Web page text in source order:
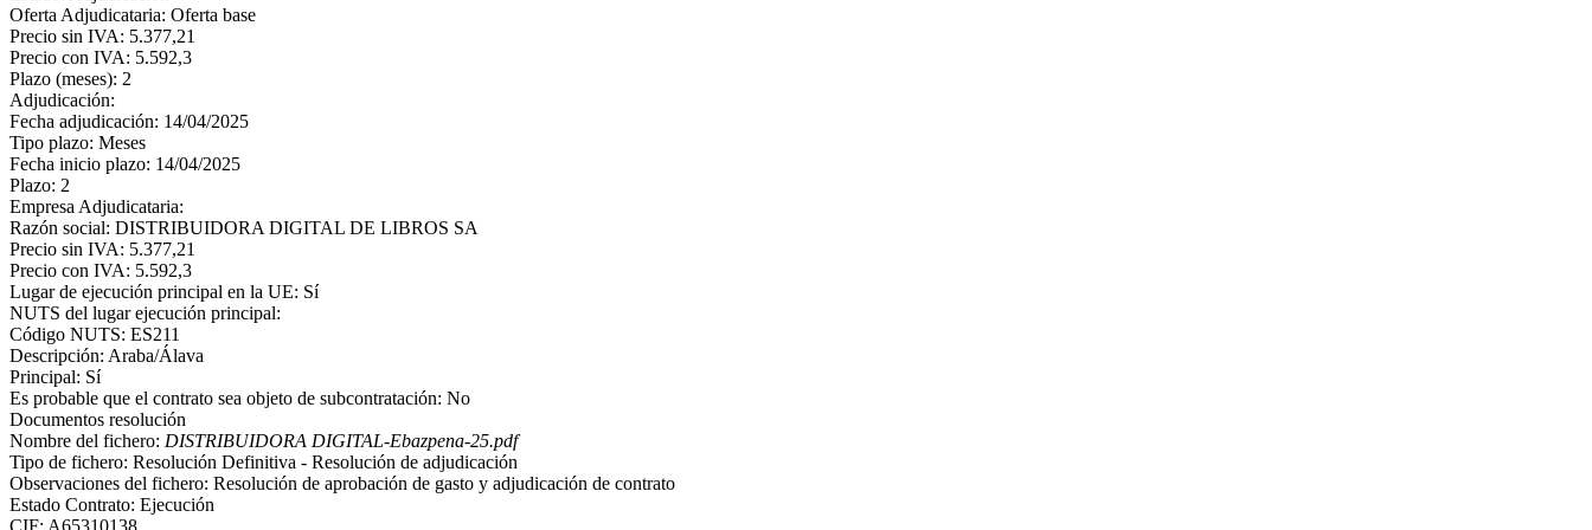
Oferta Adjudicataria: Oferta base
Precio sin IVA: 5.377,21
Precio con IVA: 5.592,3
Plazo (meses): 2
Adjudicación:
Fecha adjudicación: 14/04/2025
Tipo plazo: Meses
Fecha inicio plazo: 14/04/2025
Plazo: 2
Empresa Adjudicataria:
Razón social: DISTRIBUIDORA DIGITAL DE LIBROS SA
Precio sin IVA: 5.377,21
Precio con IVA: 5.592,3
Lugar de ejecución principal en la UE: Sí
NUTS del lugar ejecución principal:
Código NUTS: ES211
Descripción: Araba/Álava
Principal: Sí
Es probable que el contrato sea objeto de subcontratación: No
Documentos resolución
Nombre del fichero: DISTRIBUIDORA DIGITAL-Ebazpena-25.pdf
Tipo de fichero: Resolución Definitiva - Resolución de adjudicación
Observaciones del fichero: Resolución de aprobación de gasto y adjudicación de contrato
Estado Contrato: Ejecución
CIF: A65310138